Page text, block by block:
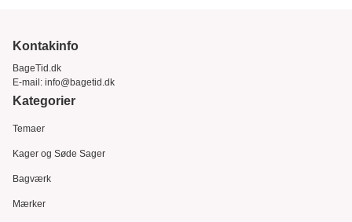
Kontakinfo
BageTid.dk
E-mail: info@bagetid.dk
Kategorier
Temaer
Kager og Søde Sager
Bagværk
Mærker